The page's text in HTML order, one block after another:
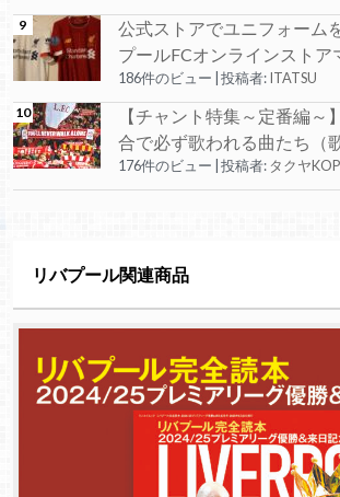
公式ストアでユニフォーム
プールFCオンラインスト
186件のビュー 投稿者:ITATSU
【チャント特集～定番編～
合で必ず歌われる曲たち（
176件のビュー 投稿者: タクヤKOP
リバプール関連商品